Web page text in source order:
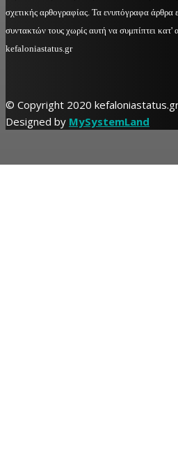
σχετικής αρθογραφίας. Τα ενυπόγραφα
συντακτών τους χωρίς αυτή να συμπίπτει
kefaloniastatus.gr
© Copyright 2020
Designed by MySystemLand